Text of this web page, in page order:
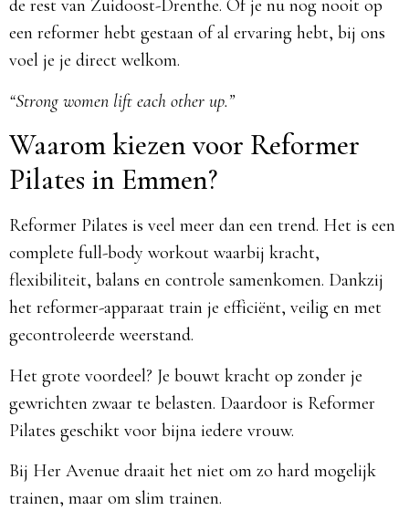
de rest van Zuidoost-Drenthe. Of je nu nog nooit op
een reformer hebt gestaan of al ervaring hebt, bij ons
voel je je direct welkom.
“Strong women lift each other up.”
Waarom kiezen voor Reformer
Pilates in Emmen?
Reformer Pilates is veel meer dan een trend. Het is een
complete full-body workout waarbij kracht,
flexibiliteit, balans en controle samenkomen. Dankzij
het reformer-apparaat train je efficiënt, veilig en met
gecontroleerde weerstand.
Het grote voordeel? Je bouwt kracht op zonder je
gewrichten zwaar te belasten. Daardoor is Reformer
Pilates geschikt voor bijna iedere vrouw.
Bij Her Avenue draait het niet om zo hard mogelijk
trainen, maar om slim trainen.